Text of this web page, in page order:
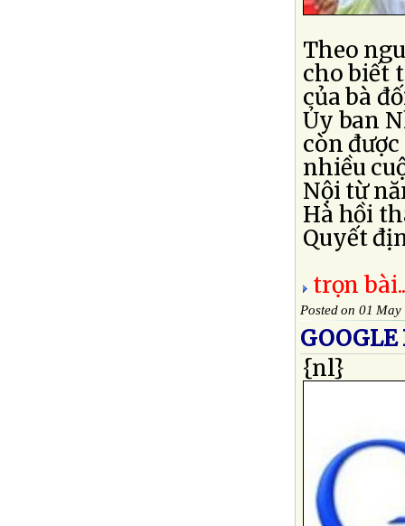
Theo
cho biết
của bà
Ủy ban
còn
nhiều
Nội từ
Hà hồi
Quyết
trọn
Posted on 01 May
GOOGLE
{nl}